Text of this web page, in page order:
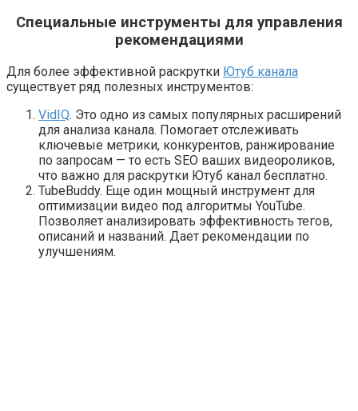
Специальные инструменты для управления
рекомендациями
Для более эффективной раскрутки Ютуб канала
существует ряд полезных инструментов:
VidIQ. Это одно из самых популярных расширений
для анализа канала. Помогает отслеживать
ключевые метрики, конкурентов, ранжирование
по запросам — то есть SEO ваших видеороликов,
что важно для раскрутки Ютуб канал бесплатно.
TubeBuddy. Еще один мощный инструмент для
оптимизации видео под алгоритмы YouTube.
Позволяет анализировать эффективность тегов,
описаний и названий. Дает рекомендации по
улучшениям.